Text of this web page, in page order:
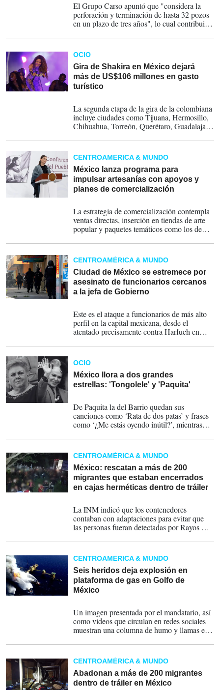
El Grupo Carso apuntó que "considera la
perforación y terminación de hasta 32 pozos
en un plazo de tres años", lo cual contribuirá
campo de aceite y gas.
OCIO
Gira de Shakira en México dejará
más de US$106 millones en gasto
turístico
La segunda etapa de la gira de la colombiana
incluye ciudades como Tijuana, Hermosillo,
Chihuahua, Torreón, Querétaro, Guadalajara,
donde tiene records en entradas agotadas
CENTROAMÉRICA & MUNDO
México lanza programa para
impulsar artesanías con apoyos y
planes de comercialización
La estrategia de comercialización contempla
ventas directas, inserción en tiendas de arte
popular y paquetes temáticos como los de
‘Navidad’.
CENTROAMÉRICA & MUNDO
Ciudad de México se estremece por
asesinato de funcionarios cercanos
a la jefa de Gobierno
Este es el ataque a funcionarios de más alto
perfil en la capital mexicana, desde el
atentado precisamente contra Harfuch en
Seguridad Ciudadana de la principal ciudad
del país, con Sheinbaum como jefa de
Gobierno (2018-2023), y donde fallecieron
dos de sus escoltas y una mujer que circulaba
por la zona.
OCIO
México llora a dos grandes
estrellas: 'Tongolele' y 'Paquita'
De Paquita la del Barrio quedan sus
canciones como ‘Rata de dos patas’ y frases
como ‘¿Me estás oyendo inútil?’, mientras
manera de bailar.
CENTROAMÉRICA & MUNDO
México: rescatan a más de 200
migrantes que estaban encerrados
en cajas herméticas dentro de tráiler
La INM indicó que los contenedores
contaban con adaptaciones para evitar que
las personas fueran detectadas por Rayos X y
dieron medicamentos para inhibir sus
necesidades básicas.
CENTROAMÉRICA & MUNDO
Seis heridos deja explosión en
plataforma de gas en Golfo de
México
Un imagen presentada por el mandatario, así
como videos que circulan en redes sociales
muestran una columna de humo y llamas en
CENTROAMÉRICA & MUNDO
Abadonan a más de 200 migrantes
dentro de tráiler en México